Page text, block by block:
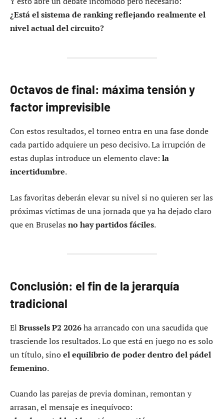
¿Está el sistema de ranking reflejando realmente el
nivel actual del circuito?
Octavos de final: máxima tensión y
factor imprevisible
Con estos resultados, el torneo entra en una fase donde
cada partido adquiere un peso decisivo. La irrupción de
estas duplas introduce un elemento clave: la
incertidumbre.
Las favoritas deberán elevar su nivel si no quieren ser las
próximas víctimas de una jornada que ya ha dejado claro
que en Bruselas no hay partidos fáciles.
Conclusión: el fin de la jerarquía
tradicional
El Brussels P2 2026ha arrancado con una sacudida que
trasciende los resultados. Lo que está en juego no es solo
un título, sinoel equilibrio de poder dentro del pádel
femenino.
Cuando las parejas de previa dominan, remontan y
arrasan, el mensaje es inequívoco: